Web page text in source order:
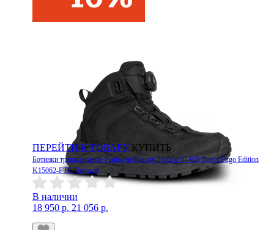
ПЕРЕЙТИ К ТОВАРУ КУПИТЬ
Ботинки треккинговые Pentagon Gravity Tactical 6" WP Boots Fitgo Edition
K15062-FTG Черный
В наличии
18 950 р. 21 056 р.